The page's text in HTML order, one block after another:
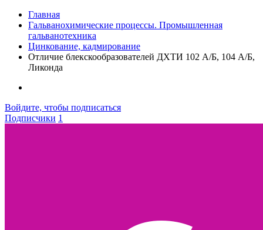
Главная
Гальванохимические процессы. Промышленная
гальванотехника
Цинкование, кадмирование
Отличие блекскообразователей ДХТИ 102 А/Б, 104 А/Б,
Ликонда
Войдите, чтобы подписаться
Подписчики 1